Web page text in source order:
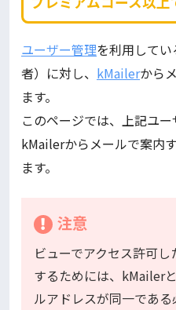
ユーザー管理を利用して
者）に対し、 kMailerから
ます。
このページでは、上記ユ
kMailerからメールで案内
ます。
注意
ビューでアクセス許可
するためには、kMailer
ルアドレスが同一である